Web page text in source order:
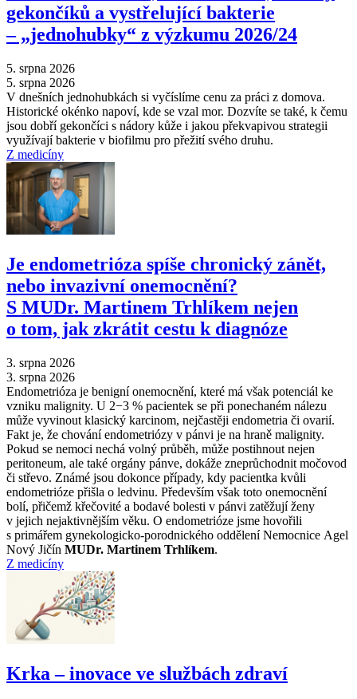
gekončíků a vystřelující bakterie
–⁠ „jednohubky“ z výzkumu 2026/24
5. srpna 2026
5. srpna 2026
V dnešních jednohubkách si vyčíslíme cenu za práci z domova.
Historické okénko napoví, kde se vzal mor. Dozvíte se také, k čemu
jsou dobří gekončíci s nádory kůže i jakou překvapivou strategii
využívají bakterie v biofilmu pro přežití svého druhu.
Z medicíny
Je endometrióza spíše chronický zánět,
nebo invazivní onemocnění?
S MUDr. Martinem Trhlíkem nejen
o tom, jak zkrátit cestu k diagnóze
3. srpna 2026
3. srpna 2026
Endometrióza je benigní onemocnění, které má však potenciál ke
vzniku malignity. U 2−3 % pacientek se při ponechaném nálezu
může vyvinout klasický karcinom, nejčastěji endometria či ovarií.
Fakt je, že chování endometriózy v pánvi je na hraně malignity.
Pokud se nemoci nechá volný průběh, může postihnout nejen
peritoneum, ale také orgány pánve, dokáže zneprůchodnit močovod
či střevo. Známé jsou dokonce případy, kdy pacientka kvůli
endometrióze přišla o ledvinu. Především však toto onemocnění
bolí, přičemž křečovité a bodavé bolesti v pánvi zatěžují ženy
v jejich nejaktivnějším věku. O endometrióze jsme hovořili
s primářem gynekologicko-porodnického oddělení Nemocnice Agel
Nový Jičín MUDr. Martinem Trhlíkem.
Z medicíny
Krka –⁠ inovace ve službách zdraví